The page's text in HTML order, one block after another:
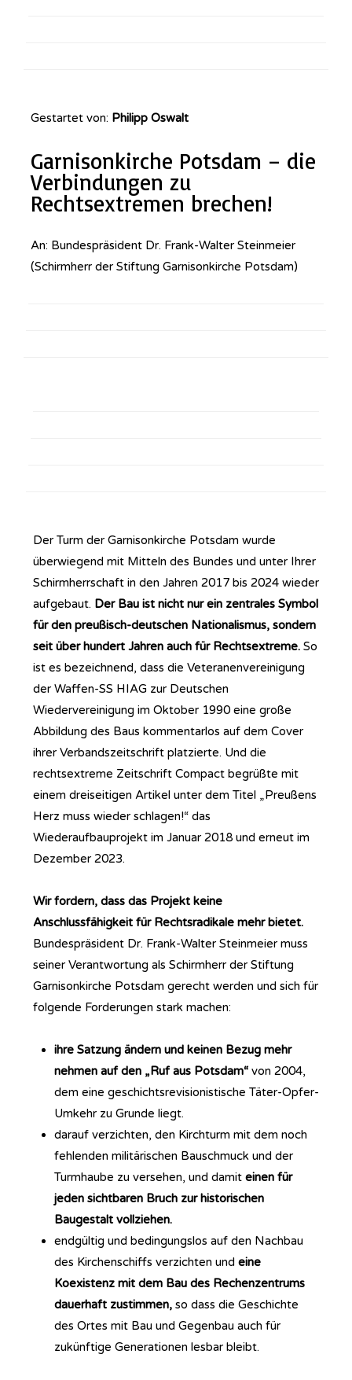
Gestartet von: Philipp Oswalt
Garnisonkirche Potsdam – die
Verbindungen zu
Rechtsextremen brechen!
An: Bundespräsident Dr. Frank-Walter Steinmeier
(Schirmherr der Stiftung Garnisonkirche Potsdam)
Der Turm der Garnisonkirche Potsdam wurde
überwiegend mit Mitteln des Bundes und unter Ihrer
Schirmherrschaft in den Jahren 2017 bis 2024 wieder
aufgebaut. Der Bau ist nicht nur ein zentrales Symbol
für den preußisch-deutschen Nationalismus, sondern
seit über hundert Jahren auch für Rechtsextreme. So
ist es bezeichnend, dass die Veteranenvereinigung
der Waffen-SS HIAG zur Deutschen
Wiedervereinigung im Oktober 1990 eine große
Abbildung des Baus kommentarlos auf dem Cover
ihrer Verbandszeitschrift platzierte. Und die
rechtsextreme Zeitschrift Compact begrüßte mit
einem dreiseitigen Artikel unter dem Titel „Preußens
Herz muss wieder schlagen!“ das
Wiederaufbauprojekt im Januar 2018 und erneut im
Dezember 2023.
Wir fordern, dass das Projekt keine
Anschlussfähigkeit für Rechtsradikale mehr bietet.
Bundespräsident Dr. Frank-Walter Steinmeier muss
seiner Verantwortung als Schirmherr der Stiftung
Garnisonkirche Potsdam gerecht werden und sich für
folgende Forderungen stark machen:
ihre Satzung ändern und keinen Bezug mehr
nehmen auf den „Ruf aus Potsdam“ von 2004,
dem eine geschichtsrevisionistische Täter-Opfer-
Umkehr zu Grunde liegt.
darauf verzichten, den Kirchturm mit dem noch
fehlenden militärischen Bauschmuck und der
Turmhaube zu versehen, und damit einen für
jeden sichtbaren Bruch zur historischen
Baugestalt vollziehen.
endgültig und bedingungslos auf den Nachbau
des Kirchenschiffs verzichten und eine
Koexistenz mit dem Bau des Rechenzentrums
dauerhaft zustimmen, so dass die Geschichte
des Ortes mit Bau und Gegenbau auch für
zukünftige Generationen lesbar bleibt.